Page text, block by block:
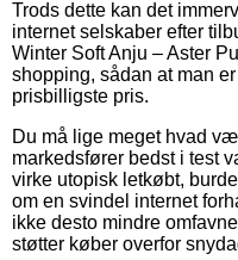
Trods dette kan det
internet selskaber efter
Winter Soft Anju – Aster
shopping, sådan at man
prisbilligste pris.
Du må lige meget hvad
markedsfører bedst i test
virke utopisk letkøbt,
om en svindel internet
ikke desto mindre
støtter køber overfor